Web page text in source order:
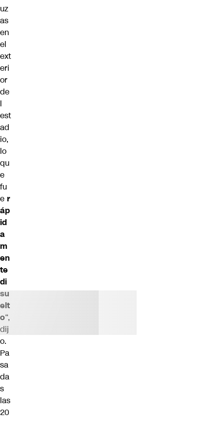
uz
as
en
el
ext
eri
or
de
l
est
ad
io,
lo
qu
e
fu
e r
áp
id
a
m
en
te
di
su
elt
o“,
dij
o.
Pa
sa
da
s
las
20